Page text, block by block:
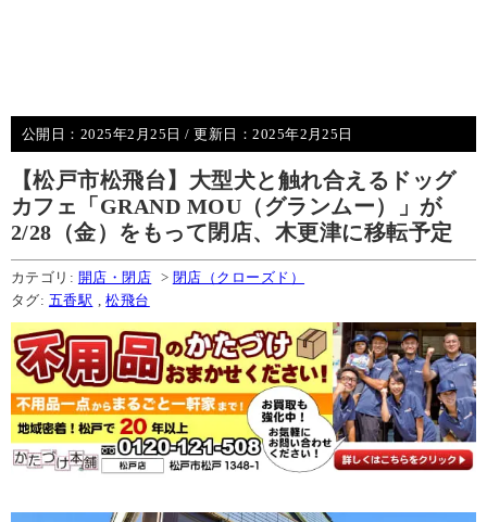
公開日： 2025年2月25日 / 更新日：2025年2月25日
【松戸市松飛台】大型犬と触れ合えるドッグ
カフェ「GRAND MOU（グランムー）」が
2/28（金）をもって閉店、木更津に移転予定
カテゴリ: 開店・閉店 > 閉店（クローズド）
タグ: 五香駅 ,松飛台